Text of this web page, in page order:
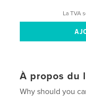
La TVA
À propos du
Why should you